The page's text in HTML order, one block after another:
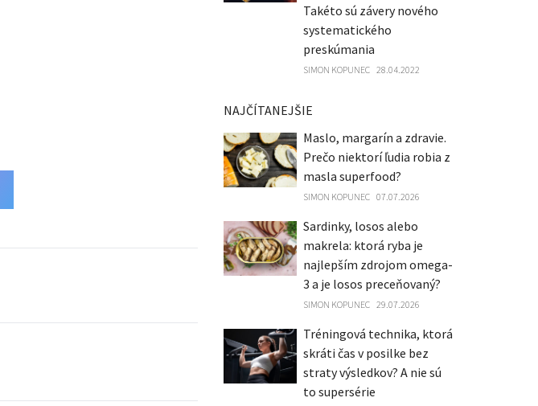
Takéto sú závery nového
systematického
preskúmania
SIMON KOPUNEC 28.04.2022
NAJČÍTANEJŠIE
Maslo, margarín a zdravie.
Prečo niektorí ľudia robia z
masla superfood?
SIMON KOPUNEC 07.07.2026
Sardinky, losos alebo
makrela: ktorá ryba je
najlepším zdrojom omega-
3 a je losos preceňovaný?
SIMON KOPUNEC 29.07.2026
Tréningová technika, ktorá
skráti čas v posilke bez
straty výsledkov? A nie sú
to supersérie